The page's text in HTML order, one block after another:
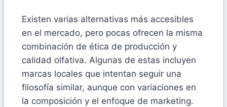
Existen varias alternativas más accesibles
en el mercado, pero pocas ofrecen la misma
combinación de ética de producción y
calidad olfativa. Algunas de estas incluyen
marcas locales que intentan seguir una
filosofía similar, aunque con variaciones en
la composición y el enfoque de marketing.